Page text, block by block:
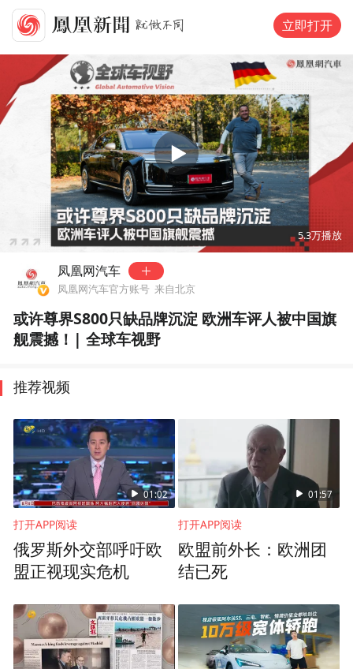
立即打开
00:00 13:45
5.3万播放
凤凰网汽车
凤凰网汽车官方账号 来自北京
或许尊界S800只缺品牌沉淀 欧洲车评人被中国旗
舰震撼！| 全球车视野
推荐视频
01:02
打开APP阅读
俄罗斯外交部呼吁欧
盟正视现实危机
01:57
打开APP阅读
欧盟前外长：欧洲团
结已死